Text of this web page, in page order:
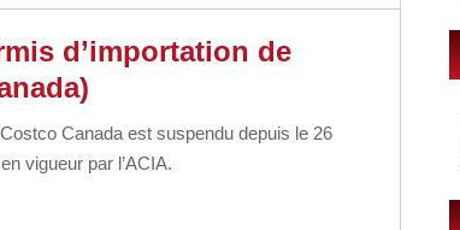
d’importation de
Canada est suspendu depuis le 26
vigueur par l’ACIA.